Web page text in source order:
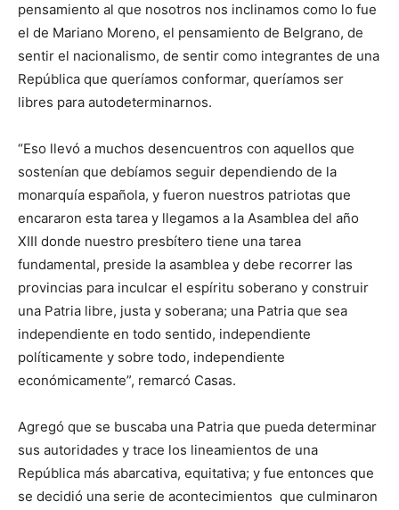
pensamiento al que nosotros nos inclinamos como lo fue
el de Mariano Moreno, el pensamiento de Belgrano, de
sentir el nacionalismo, de sentir como integrantes de una
República que queríamos conformar, queríamos ser
libres para autodeterminarnos.
“Eso llevó a muchos desencuentros con aquellos que
sostenían que debíamos seguir dependiendo de la
monarquía española, y fueron nuestros patriotas que
encararon esta tarea y llegamos a la Asamblea del año
XIII donde nuestro presbítero tiene una tarea
fundamental, preside la asamblea y debe recorrer las
provincias para inculcar el espíritu soberano y construir
una Patria libre, justa y soberana; una Patria que sea
independiente en todo sentido, independiente
políticamente y sobre todo, independiente
económicamente”, remarcó Casas.
Agregó que se buscaba una Patria que pueda determinar
sus autoridades y trace los lineamientos de una
República más abarcativa, equitativa; y fue entonces que
se decidió una serie de acontecimientos que culminaron